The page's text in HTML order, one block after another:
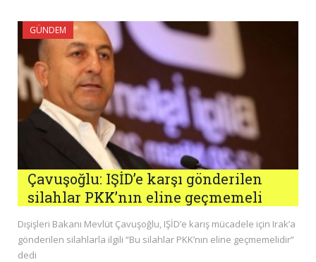
GÜNDEM
Çavuşoğlu: IŞİD’e karşı gönderilen
silahlar PKK’nın eline geçmemeli
Dışişleri Bakanı Mevlüt Çavuşoğlu, IŞİD’e karış mücadele için Irak’a
gönderilen silahlarla ilgili “Bu silahlar PKK’nın eline geçmemelidir”
dedi